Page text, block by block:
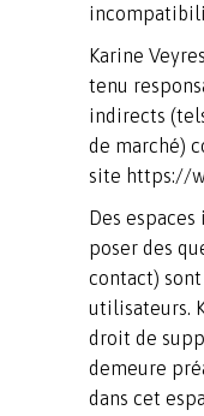
Karine
tenu
indirects
de marché)
site https://
Des
poser des
contact)
utilisateurs.
droit de
demeure
dans cet